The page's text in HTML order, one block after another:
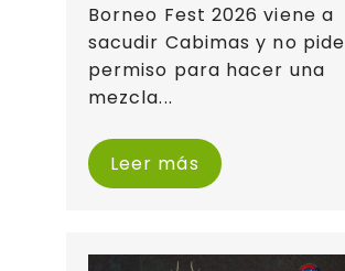
Borneo Fest 2026 viene a
sacudir Cabimas y no pide
permiso para hacer una
mezcla...
Leer más